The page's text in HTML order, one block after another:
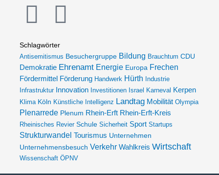
I
n
s
t
a
g
r
F
c
e
b
o
o
Schlagwörter
Antisemitismus Besuchergruppe Bildung Brauchtum CDU
Demokratie Ehrenamt Energie Europa Frechen
Fördermittel Förderung Handwerk Hürth Industrie
Infrastruktur Innovation Investitionen Israel Karneval Kerpen
Klima Köln Künstliche Intelligenz Landtag Mobilität Olympia
Plenarrede Plenum Rhein-Erft Rhein-Erft-Kreis
Rheinisches Revier Schule Sicherheit Sport Startups
Strukturwandel Tourismus Unternehmen
Unternehmensbesuch Verkehr Wahlkreis Wirtschaft
Wissenschaft ÖPNV